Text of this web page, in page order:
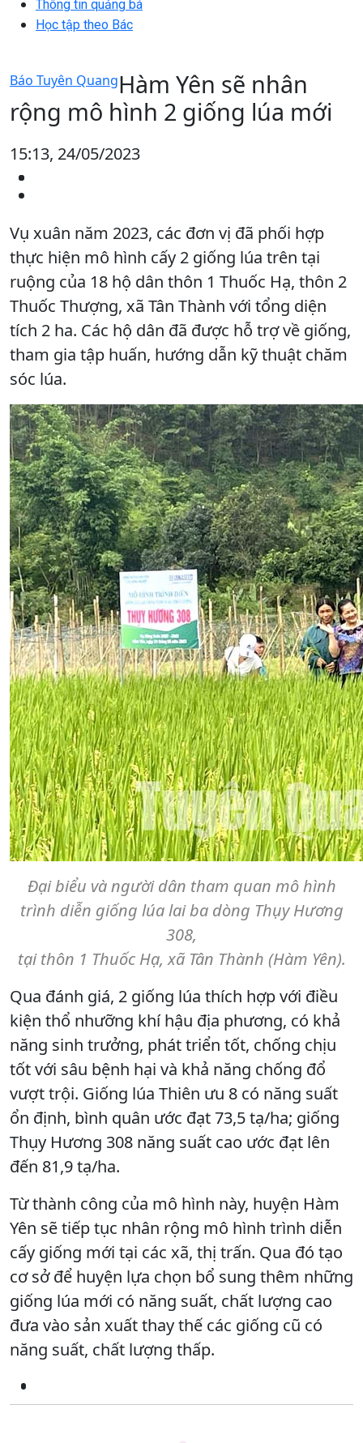
Thông tin quảng bá
Học tập theo Bác
Báo Tuyên QuangHàm Yên sẽ nhân
rộng mô hình 2 giống lúa mới
15:13, 24/05/2023
Vụ xuân năm 2023, các đơn vị đã phối hợp
thực hiện mô hình cấy 2 giống lúa trên tại
ruộng của 18 hộ dân thôn 1 Thuốc Hạ, thôn 2
Thuốc Thượng, xã Tân Thành với tổng diện
tích 2 ha. Các hộ dân đã được hỗ trợ về giống,
tham gia tập huấn, hướng dẫn kỹ thuật chăm
sóc lúa.
Đại biểu và người dân tham quan mô hình
trình diễn giống lúa lai ba dòng Thụy Hương
308,
tại thôn 1 Thuốc Hạ, xã Tân Thành (Hàm Yên).
Qua đánh giá, 2 giống lúa thích hợp với điều
kiện thổ nhưỡng khí hậu địa phương, có khả
năng sinh trưởng, phát triển tốt, chống chịu
tốt với sâu bệnh hại và khả năng chống đổ
vượt trội. Giống lúa Thiên ưu 8 có năng suất
ổn định, bình quân ước đạt 73,5 tạ/ha; giống
Thụy Hương 308 năng suất cao ước đạt lên
đến 81,9 tạ/ha.
Từ thành công của mô hình này, huyện Hàm
Yên sẽ tiếp tục nhân rộng mô hình trình diễn
cấy giống mới tại các xã, thị trấn. Qua đó tạo
cơ sở để huyện lựa chọn bổ sung thêm những
giống lúa mới có năng suất, chất lư­­ợng cao
đưa vào sản xuất thay thế các giống cũ có
năng suất, chất lượng thấp.